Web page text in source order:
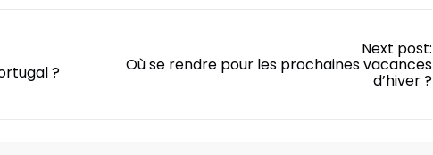
?
Next post:
Où se rendre pour les prochaines vacances
d’hiver ?